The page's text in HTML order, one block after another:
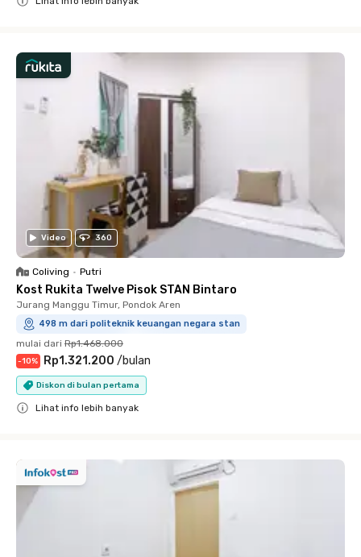
Video 360
Coliving • Putri
Kost Rukita Twelve Pisok STAN Bintaro
Jurang Manggu Timur, Pondok Aren
498 m dari politeknik keuangan negara stan
mulai dari Rp1.468.000
-10% Rp1.321.200 /bulan
Diskon di bulan pertama
Lihat info lebih banyak